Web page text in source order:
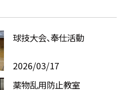
球技大会、奉仕活動
2026/03/17
薬物乱用防止教室